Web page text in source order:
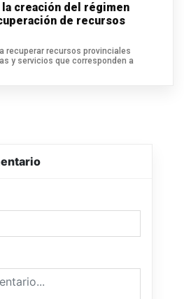
creación del régimen
de recursos
recuperar recursos provinciales
y servicios que corresponden a